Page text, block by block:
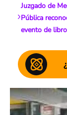
Juzgado de
Pública
evento de